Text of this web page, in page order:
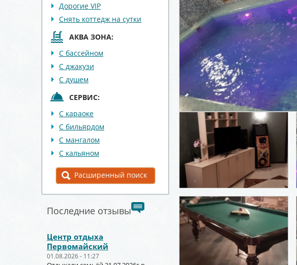
Дорогие VIP
Снять коттедж на сутки
АКВА ЗОНА:
С бассейном
С джакузи
С душем
СЕРВИС:
С караоке
С бильярдом
С мангалом
С кальяном
Расширенный поиск
Последние отзывы
Центр отдыха
Первомайский
01.08.2026 - 11:27